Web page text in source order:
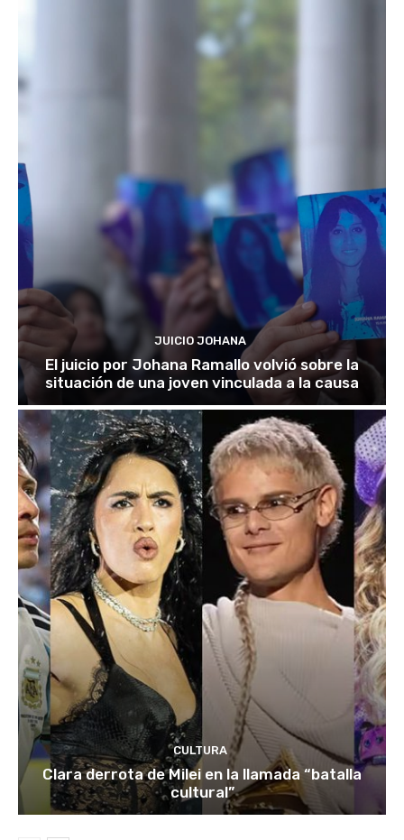
JUICIO JOHANA
El juicio por Johana Ramallo volvió sobre la
situación de una joven vinculada a la causa
CULTURA
Clara derrota de Milei en la llamada “batalla
cultural”